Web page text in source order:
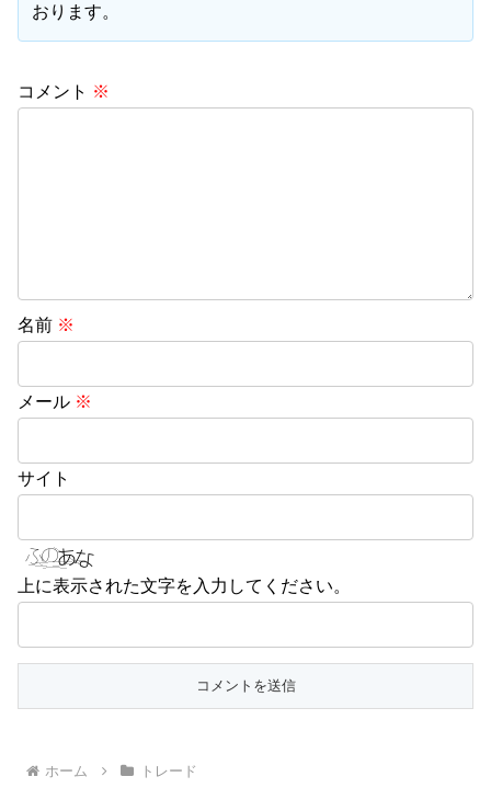
おります。
コメント ※
名前 ※
メール ※
サイト
上に表示された文字を入力してください。
ホーム トレード